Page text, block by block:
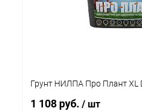
Грунт НИЛПА Про Плант XL
1 108 руб. / шт